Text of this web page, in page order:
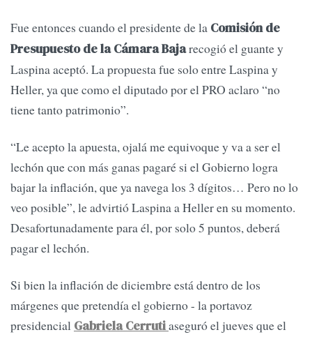
Fue entonces cuando el presidente de la Comisión de
Presupuesto de la Cámara Bajarecogió el guante y
Laspina aceptó. La propuesta fue solo entre Laspina y
Heller, ya que como el diputado por el PRO aclaro “no
tiene tanto patrimonio”.
“Le acepto la apuesta, ojalá me equivoque y va a ser el
lechón que con más ganas pagaré si el Gobierno logra
bajar la inflación, que ya navega los 3 dígitos… Pero no lo
veo posible”, le advirtió Laspina a Heller en su momento.
Desafortunadamente para él, por solo 5 puntos, deberá
pagar el lechón.
Si bien la inflación de diciembre está dentro de los
márgenes que pretendía el gobierno - la portavoz
presidencial Gabriela Cerrutiaseguró el jueves que el